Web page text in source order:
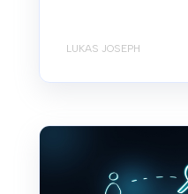
LUKAS JOSEPH